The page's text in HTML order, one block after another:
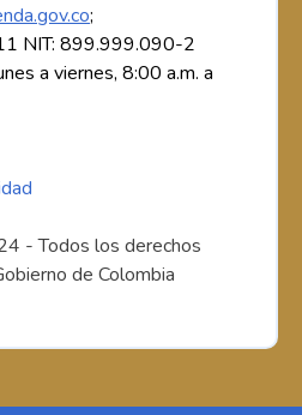
;
NIT: 899.999.090-2
a viernes, 8:00 a.m. a
- Todos los derechos
de Colombia